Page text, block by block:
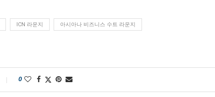
ICN 라운지 아시아나 비즈니스 수트 라운지
0